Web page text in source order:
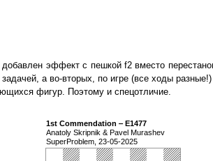
эффект с пешкой f2 вместо
а во-вторых, по игре (все ходы
фигур. Поэтому и спецотличие.
1st Commendation ‒ E1477
Anatoly Skripnik & Pavel Murashev
SuperProblem, 23-05-2025